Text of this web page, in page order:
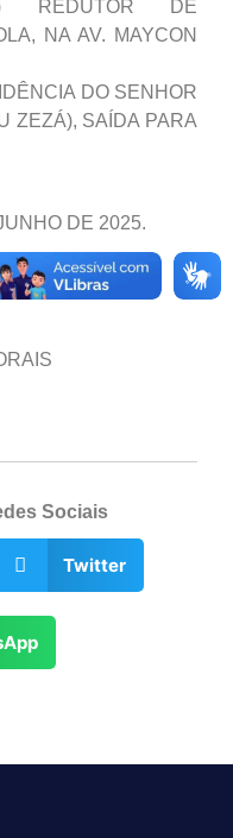
REDUTOR DE
NA AV. MAYCON
DO SENHOR
ZEZÁ), SAÍDA PARA
DE 2025.
Sociais
Twitter